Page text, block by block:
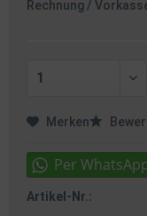
Rechnung /
Merken
Artikel-Nr.: